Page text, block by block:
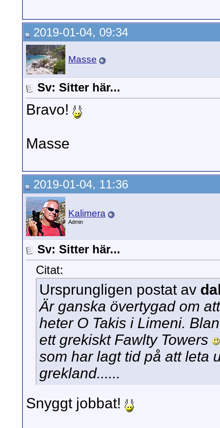
2019-01-04, 09:34
Masse
Sv: Sitter här...
Bravo!
Masse
2019-01-04, 11:36
Kalimera
Admin
Sv: Sitter här...
Citat:
Ursprungligen postat av
Är ganska övertygad om
heter O Takis i Limeni.
ett grekiskt Fawlty Towers
som har lagt tid på att leta
grekland......
Snyggt jobbat!